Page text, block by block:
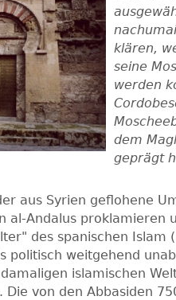
klären,
seine
werden
dem
geprägt
aus Syrien geflohene
al-Andalus proklamieren
des spanischen Islam
politisch weitgehend
islamischen
Die von den Abbasiden